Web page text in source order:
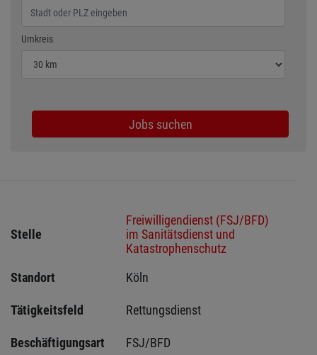
Umkreis
Wählen Sie den Umkreis für die Jobsuche
Jobs suchen
Stelle
Freiwilligendienst (FSJ/BFD)
im Sanitätsdienst und
Katastrophenschutz
Standort
Köln
Tätigkeitsfeld Rettungsdienst
Beschäftigungsart FSJ/BFD